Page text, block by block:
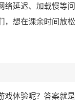
络延迟、加载慢等问
，想在课余时间放松
戏体验呢？答案就是